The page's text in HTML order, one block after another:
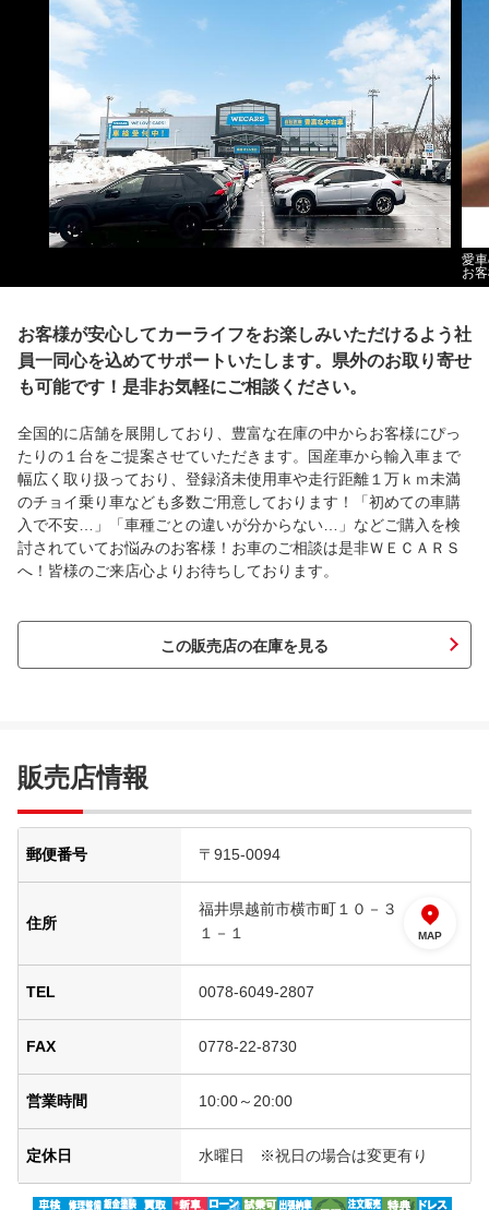
愛
お
お客様が安心してカーライフをお楽しみいただけるよう社
員一同心を込めてサポートいたします。県外のお取り寄せ
も可能です！是非お気軽にご相談ください。
全国的に店舗を展開しており、豊富な在庫の中からお客様にぴっ
たりの１台をご提案させていただきます。国産車から輸入車まで
幅広く取り扱っており、登録済未使用車や走行距離１万ｋｍ未満
のチョイ乗り車なども多数ご用意しております！「初めての車購
入で不安…」「車種ごとの違いが分からない…」などご購入を検
討されていてお悩みのお客様！お車のご相談は是非ＷＥＣＡＲＳ
へ！皆様のご来店心よりお待ちしております。
この販売店の在庫を見る
販売店情報
郵便番号 〒915-0094
住所
福井県越前市横市町１０－３
１－１
MAP
TEL 0078-6049-2807
FAX 0778-22-8730
営業時間 10:00～20:00
定休日 水曜日 ※祝日の場合は変更有り